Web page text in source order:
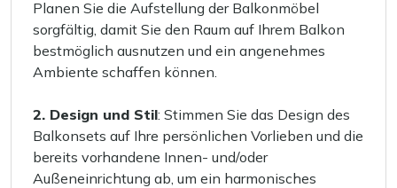
Planen Sie die Aufstellung der Balkonmöbel
sorgfältig, damit Sie den Raum auf Ihrem Balkon
bestmöglich ausnutzen und ein angenehmes
Ambiente schaffen können.
2. Design und Stil: Stimmen Sie das Design des
Balkonsets auf Ihre persönlichen Vorlieben und die
bereits vorhandene Innen- und/oder
Außeneinrichtung ab, um ein harmonisches